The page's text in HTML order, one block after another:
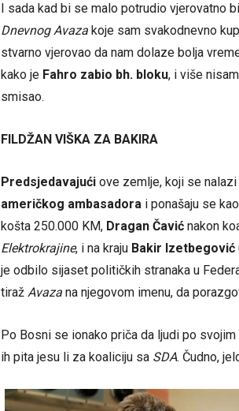
I sada kad bi se malo potrudio vjerovatno
Dnevnog Avaza koje sam svakodnevno
stvarno vjerovao da nam dolaze bolja
kako je Fahro zabio bh. bloku, i više
smisao.
FILDŽAN VIŠKA ZA BAKIRA
Predsjedavajući ove zemlje, koji se nalazi
američkog ambasadora i ponašaju se
košta 250.000 KM, Dragan Čavić nakon
Elektrokrajine, i na kraju Bakir Izetbegović
je odbilo sijaset političkih stranaka u
tiraž Avaza na njegovom imenu, da
Po Bosni se ionako priča da ljudi po svojim
ih pita jesu li za koaliciju sa SDA. Čudno,